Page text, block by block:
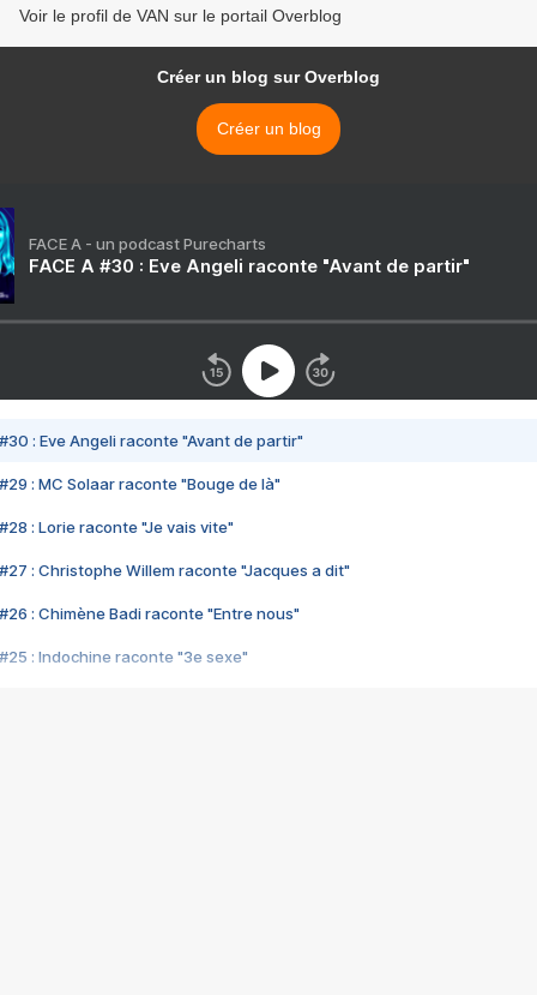
Voir le profil de VAN sur le portail Overblog
Créer un blog sur Overblog
Créer un blog
FACE A - un podcast Purecharts
FACE A #30 : Eve Angeli raconte "Avant de partir"
#30 : Eve Angeli raconte "Avant de partir"
#29 : MC Solaar raconte "Bouge de là"
#28 : Lorie raconte "Je vais vite"
#27 : Christophe Willem raconte "Jacques a dit"
#26 : Chimène Badi raconte "Entre nous"
#25 : Indochine raconte "3e sexe"